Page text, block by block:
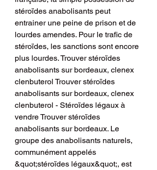
stéroïdes anabolisants peut
entrainer une peine de prison et de
lourdes amendes. Pour le trafic de
stéroïdes, les sanctions sont encore
plus lourdes. Trouver stéroïdes
anabolisants sur bordeaux, clenex
clenbuterol Trouver stéroïdes
anabolisants sur bordeaux, clenex
clenbuterol - Stéroïdes légaux à
vendre Trouver stéroïdes
anabolisants sur bordeaux. Le
groupe des anabolisants naturels,
communément appelés
&quot;stéroïdes légaux&quot;, est